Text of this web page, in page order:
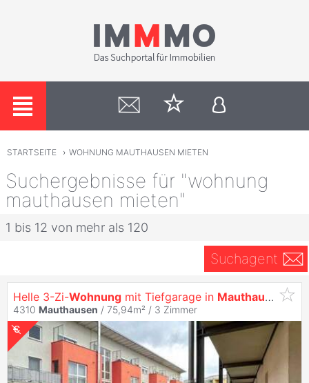
STARTSEITE › WOHNUNG MAUTHAUSEN MIETEN
Suchergebnisse für "wohnung
mauthausen mieten"
1 bis 12 von mehr als 120
Suchagent
Helle 3-Zi-Wohnung mit Tiefgarage in Mauthausen ,
4310 Mauthausen / 75,94m² / 3 Zimmer